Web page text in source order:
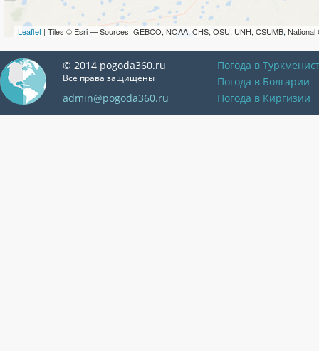
Leaflet | Tiles © Esri — Sources: GEBCO, NOAA, CHS, OSU, UNH, CSUMB, National
© 2014 pogoda360.ru
Все права защищены
admin@pogoda360.ru
Погода в
Погода в Болгарии
Погода в Киргизии